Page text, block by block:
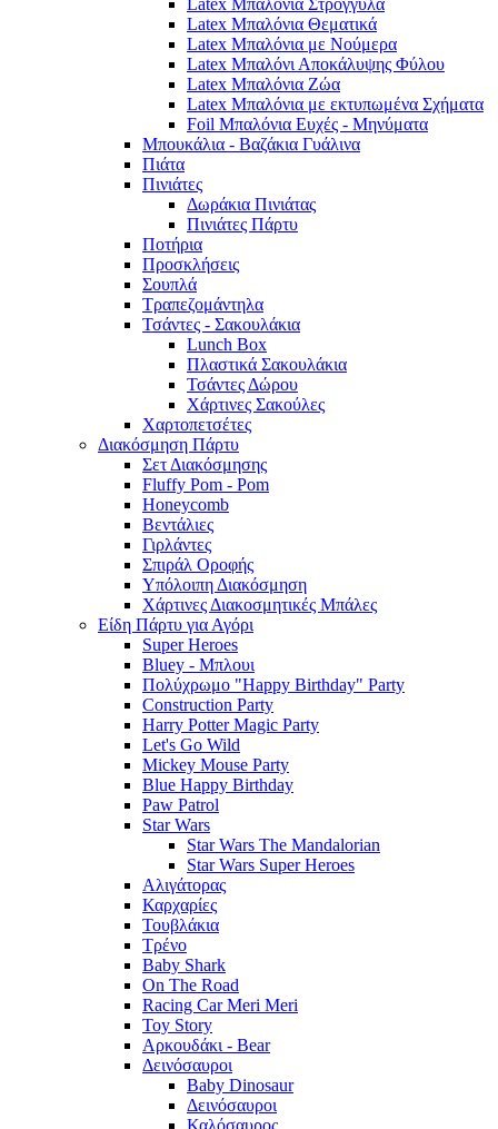
Latex Μπαλόνια Θεματικά
Latex Μπαλόνια με Νούμερα
Latex Μπαλόνι Αποκάλυψης Φύλου
Latex Μπαλόνια Ζώα
Latex Μπαλόνια με εκτυπωμένα Σχήματα
Foil Μπαλόνια Ευχές - Μηνύματα
Μπουκάλια - Βαζάκια Γυάλινα
Πιάτα
Πινιάτες
Δωράκια Πινιάτας
Πινιάτες Πάρτυ
Ποτήρια
Προσκλήσεις
Σουπλά
Τραπεζομάντηλα
Τσάντες - Σακουλάκια
Lunch Box
Πλαστικά Σακουλάκια
Τσάντες Δώρου
Χάρτινες Σακούλες
Χαρτοπετσέτες
Διακόσμηση Πάρτυ
Σετ Διακόσμησης
Fluffy Pom - Pom
Honeycomb
Βεντάλιες
Γιρλάντες
Σπιράλ Οροφής
Υπόλοιπη Διακόσμηση
Χάρτινες Διακοσμητικές Μπάλες
Είδη Πάρτυ για Αγόρι
Super Heroes
Bluey - Μπλουι
Πολύχρωμο "Happy Birthday" Party
Construction Party
Harry Potter Magic Party
Let's Go Wild
Mickey Mouse Party
Blue Happy Birthday
Paw Patrol
Star Wars
Star Wars The Mandalorian
Star Wars Super Heroes
Αλιγάτορας
Καρχαρίες
Τουβλάκια
Τρένο
Baby Shark
On The Road
Racing Car Meri Meri
Toy Story
Αρκουδάκι - Bear
Δεινόσαυροι
Baby Dinosaur
Δεινόσαυροι
Καλόσαυρος